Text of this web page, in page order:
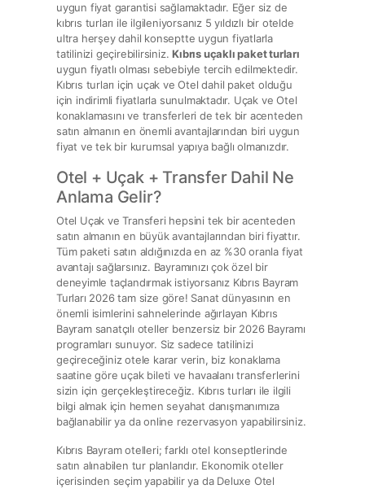
uygun fiyat garantisi sağlamaktadır. Eğer siz de
kıbrıs turları ile ilgileniyorsanız 5 yıldızlı bir otelde
ultra herşey dahil konseptte uygun fiyatlarla
tatilinizi geçirebilirsiniz.Kıbrıs uçaklı paket turları
uygun fiyatlı olması sebebiyle tercih edilmektedir.
Kıbrıs turları için uçak ve Otel dahil paket olduğu
için indirimli fiyatlarla sunulmaktadır. Uçak ve Otel
konaklamasını ve transferleri de tek bir acenteden
satın almanın en önemli avantajlarından biri uygun
fiyat ve tek bir kurumsal yapıya bağlı olmanızdır.
Otel + Uçak + Transfer Dahil Ne
Anlama Gelir?
Otel Uçak ve Transferi hepsini tek bir acenteden
satın almanın en büyük avantajlarından biri fiyattır.
Tüm paketi satın aldığınızda en az %30 oranla fiyat
avantajı sağlarsınız. Bayramınızı çok özel bir
deneyimle taçlandırmak istiyorsanız Kıbrıs Bayram
Turları 2026 tam size göre! Sanat dünyasının en
önemli isimlerini sahnelerinde ağırlayan Kıbrıs
Bayram sanatçılı oteller benzersiz bir 2026 Bayramı
programları sunuyor. Siz sadece tatilinizi
geçireceğiniz otele karar verin, biz konaklama
saatine göre uçak bileti ve havaalanı transferlerini
sizin için gerçekleştireceğiz. Kıbrıs turları ile ilgili
bilgi almak için hemen seyahat danışmanımıza
bağlanabilir ya da online rezervasyon yapabilirsiniz.
Kıbrıs Bayram otelleri; farklı otel konseptlerinde
satın alınabilen tur planlarıdır. Ekonomik oteller
içerisinden seçim yapabilir ya da Deluxe Otel